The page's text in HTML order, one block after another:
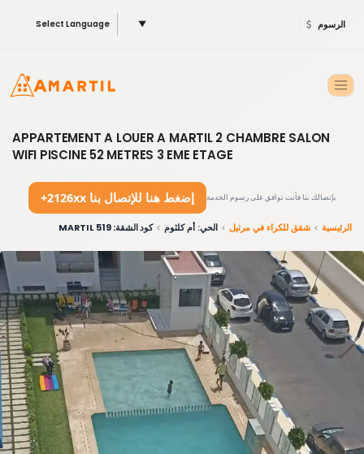
Select Language ▼ الرسوم
APPARTEMENT A LOUER A MARTIL 2 CHAMBRE SALON
WIFI PISCINE 52 METRES 3 EME ETAGE
+2126xx إضغط هنا للإتصال بنا بإتصالك بنا فأنت توافق على رسوم الخدمة
الرئيسية شقق للكراء في مرتيل الحي: أم كلثوم كود الشقة: 519 MARTIL